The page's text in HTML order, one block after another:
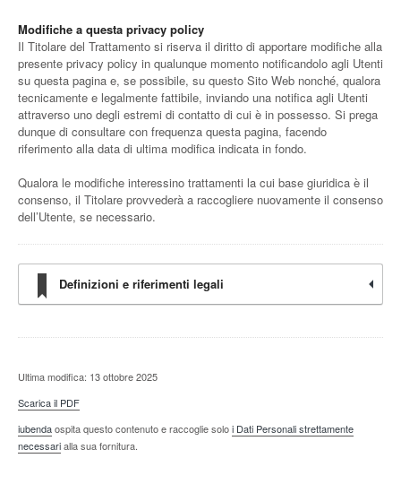
Modifiche a questa privacy policy
Il Titolare del Trattamento si riserva il diritto di apportare modifiche alla
presente privacy policy in qualunque momento notificandolo agli Utenti
su questa pagina e, se possibile, su questo Sito Web nonché, qualora
tecnicamente e legalmente fattibile, inviando una notifica agli Utenti
attraverso uno degli estremi di contatto di cui è in possesso. Si prega
dunque di consultare con frequenza questa pagina, facendo
riferimento alla data di ultima modifica indicata in fondo.
Qualora le modifiche interessino trattamenti la cui base giuridica è il
consenso, il Titolare provvederà a raccogliere nuovamente il consenso
dell’Utente, se necessario.
Definizioni e riferimenti legali
Ultima modifica: 13 ottobre 2025
Scarica il PDF
iubendaospita questo contenuto e raccoglie soloi Dati Personali strettamente
necessarialla sua fornitura.